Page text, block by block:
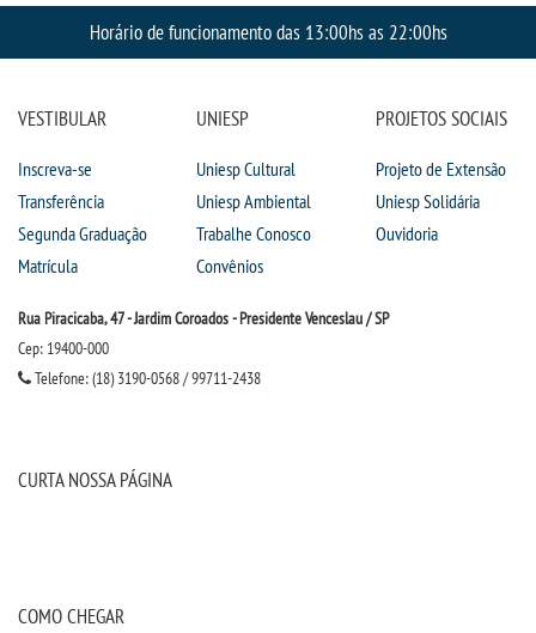
Horário de funcionamento das 13:00hs as 22:00hs
VESTIBULAR
Inscreva-se
Transferência
Segunda Graduação
Matrícula
UNIESP
Uniesp Cultural
Uniesp Ambiental
Trabalhe Conosco
Convênios
PROJETOS SOCIAIS
Projeto de Extensão
Uniesp Solidária
Ouvidoria
Rua Piracicaba, 47 - Jardim Coroados - Presidente Venceslau / SP
Cep: 19400-000
Telefone: (18) 3190-0568 / 99711-2438
CURTA NOSSA PÁGINA
COMO CHEGAR